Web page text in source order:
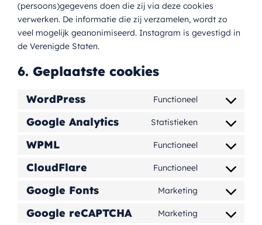
(persoons)gegevens doen die zij via deze cookies
verwerken. De informatie die zij verzamelen, wordt zo
veel mogelijk geanonimiseerd. Instagram is gevestigd in
de Verenigde Staten.
6. Geplaatste cookies
WordPress Functioneel
Consent
wordpress
Google Analytics Statistieken
Consent
google-
WPML Functioneel
Consent
wpml
CloudFlare Functioneel
Consent
cloudflare
Google Fonts Marketing
Consent
Google reCAPTCHA Marketing
Consent